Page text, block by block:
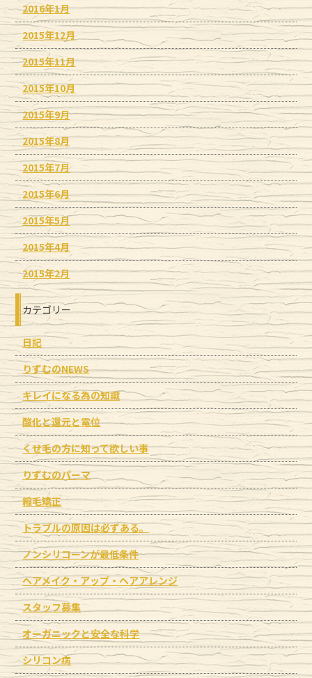
2016年1月
2015年12月
2015年11月
2015年10月
2015年9月
2015年8月
2015年7月
2015年6月
2015年5月
2015年4月
2015年2月
カテゴリー
日記
りずむのNEWS
キレイになる為の知識
酸化と還元と電位
くせ毛の方に知って欲しい事
りずむのパーマ
縮毛矯正
トラブルの原因は必ずある。
ノンシリコーンが最低条件
ヘアメイク・アップ・ヘアアレンジ
スタッフ募集
オーガニックと安全な科学
シリコン病